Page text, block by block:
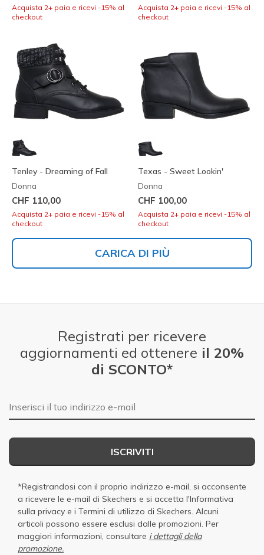
Acquista 2+ paia e ricevi -15% al
checkout
Acquista 2+ paia e ricevi -15% al
checkout
Tenley - Dreaming of Fall
Donna
CHF 110,00
Acquista 2+ paia e ricevi -15% al
checkout
Texas - Sweet Lookin'
Donna
CHF 100,00
Acquista 2+ paia e ricevi -15% al
checkout
CARICA DI PIÙ
Registrati per ricevere
aggiornamenti ed ottenere il 20%
di SCONTO*
E-mail
ISCRIVITI
*Registrandosi con il proprio indirizzo e-mail, si acconsente
a ricevere le e-mail di Skechers e si accetta l'Informativa
sulla privacy e i Termini di utilizzo di Skechers. Alcuni
articoli possono essere esclusi dalle promozioni. Per
maggiori informazioni, consultare i dettagli della
promozione.